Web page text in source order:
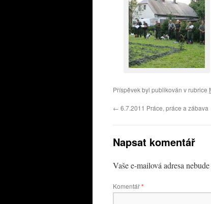
Příspěvek byl publikován v rubrice
← 6.7.2011 Práce, práce a zábava
Napsat komentář
Vaše e-mailová adresa
Komentář*